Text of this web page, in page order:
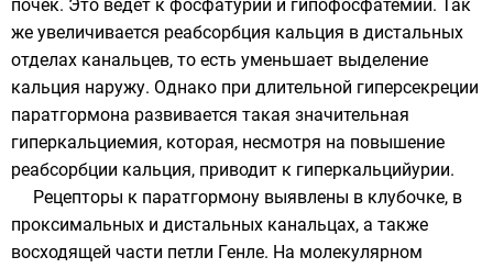
почек. Это ведет к фосфатурии и гипофосфатемии. Так
же увеличивается реабсорбция кальция в дистальных
отделах канальцев, то есть уменьшает выделение
кальция наружу. Однако при длительной гиперсекреции
паратгормона развивается такая значительная
гиперкальциемия, которая, несмотря на повышение
реабсорбции кальция, приводит к гиперкальцийурии.
Рецепторы к паратгормону выявлены в клубочке, в
проксимальных и дистальных канальцах, а также
восходящей части петли Генле. На молекулярном